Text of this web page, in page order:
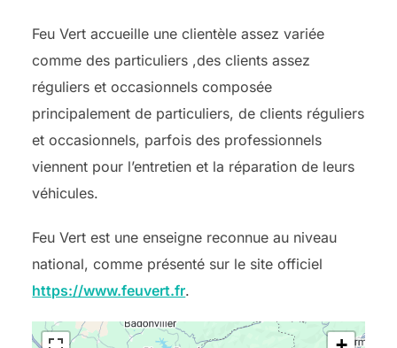
Feu Vert accueille une clientèle assez variée
comme des particuliers ,des clients assez
réguliers et occasionnels composée
principalement de particuliers, de clients réguliers
et occasionnels, parfois des professionnels
viennent pour l’entretien et la réparation de leurs
véhicules.
Feu Vert est une enseigne reconnue au niveau
national, comme présenté sur le site officiel
https://www.feuvert.fr.